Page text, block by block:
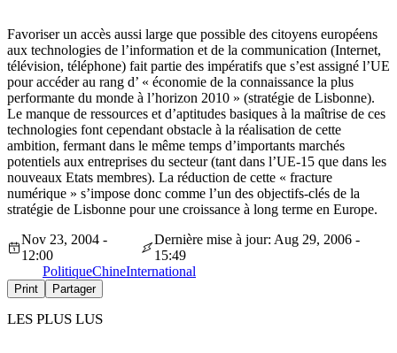
Favoriser un accès aussi large que possible des citoyens européens
aux technologies de l’information et de la communication (Internet,
télévision, téléphone) fait partie des impératifs que s’est assigné l’UE
pour accéder au rang d’ « économie de la connaissance la plus
performante du monde à l’horizon 2010 » (stratégie de Lisbonne).
Le manque de ressources et d’aptitudes basiques à la maîtrise de ces
technologies font cependant obstacle à la réalisation de cette
ambition, fermant dans le même temps d’importants marchés
potentiels aux entreprises du secteur (tant dans l’UE-15 que dans les
nouveaux Etats membres). La réduction de cette « fracture
numérique » s’impose donc comme l’un des objectifs-clés de la
stratégie de Lisbonne pour une croissance à long terme en Europe.
Nov 23, 2004 -
12:00
Dernière mise à jour: Aug 29, 2006 -
15:49
PolitiqueChineInternational
Print Partager
LES PLUS LUS